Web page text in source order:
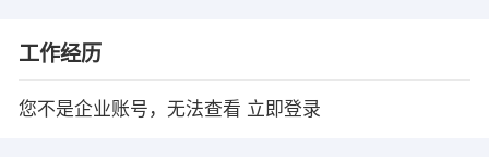
工作经历
您不是企业账号，无法查看 立即登录